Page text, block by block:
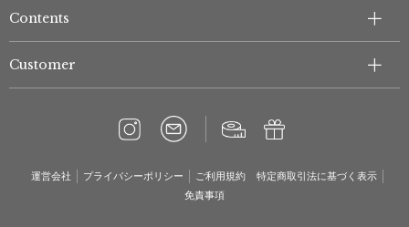
Contents
Customer
運営会社 プライバシーポリシー ご利用規約
特定商取引法に基づく表示
免責事項